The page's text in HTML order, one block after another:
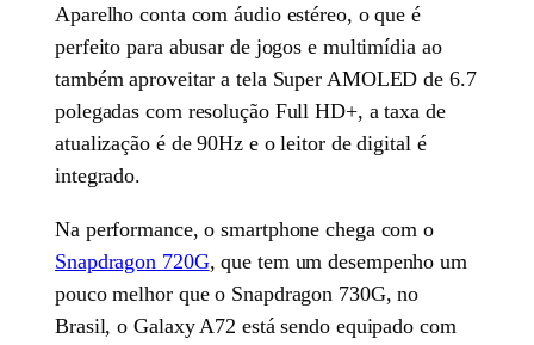
Aparelho conta com áudio estéreo, o que é
perfeito para abusar de jogos e multimídia ao
também aproveitar a tela Super AMOLED de 6.7
polegadas com resolução Full HD+, a taxa de
atualização é de 90Hz e o leitor de digital é
integrado.
Na performance, o smartphone chega com o
Snapdragon 720G, que tem um desempenho um
pouco melhor que o Snapdragon 730G, no
Brasil, o Galaxy A72 está sendo equipado com